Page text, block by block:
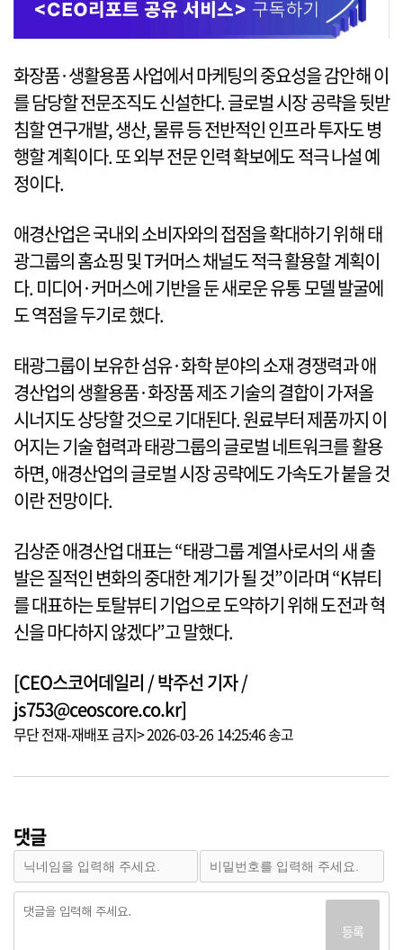
화장품·생활용품 사업에서 마케팅의 중요성을 감안해 이
를 담당할 전문조직도 신설한다. 글로벌 시장 공략을 뒷받
침할 연구개발, 생산, 물류 등 전반적인 인프라 투자도 병
행할 계획이다. 또 외부 전문 인력 확보에도 적극 나설 예
정이다.
애경산업은 국내외 소비자와의 접점을 확대하기 위해 태
광그룹의 홈쇼핑 및 T커머스 채널도 적극 활용할 계획이
다. 미디어·커머스에 기반을 둔 새로운 유통 모델 발굴에
도 역점을 두기로 했다.
태광그룹이 보유한 섬유·화학 분야의 소재 경쟁력과 애
경산업의 생활용품·화장품 제조 기술의 결합이 가져올
시너지도 상당할 것으로 기대된다. 원료부터 제품까지 이
어지는 기술 협력과 태광그룹의 글로벌 네트워크를 활용
하면, 애경산업의 글로벌 시장 공략에도 가속도가 붙을 것
이란 전망이다.
김상준 애경산업 대표는 “태광그룹 계열사로서의 새 출
발은 질적인 변화의 중대한 계기가 될 것”이라며 “K뷰티
를 대표하는 토탈뷰티 기업으로 도약하기 위해 도전과 혁
신을 마다하지 않겠다”고 말했다.
[CEO스코어데일리 / 박주선 기자 /
js753@ceoscore.co.kr]
무단 전재-재배포 금지> 2026-03-26 14:25:46 송고
댓글
등록